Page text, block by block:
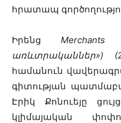
հրատապ
Իրենց
առևտրականներ»)
համանուն
գիտության
Էրիկ Քոնուեյը
կլիմայական